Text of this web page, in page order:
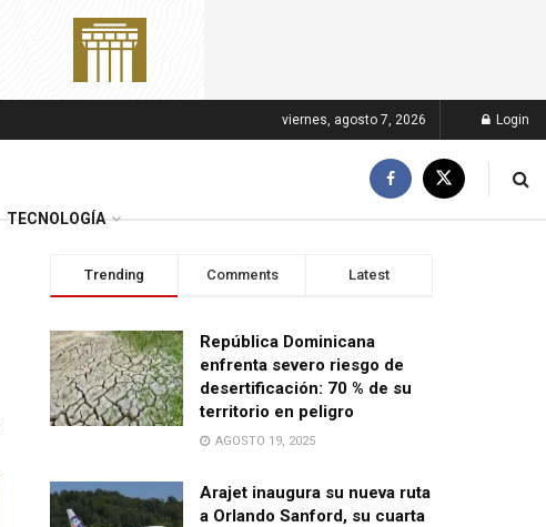
viernes, agosto 7, 2026 Login
TECNOLOGÍA
Trending Comments Latest
República Dominicana
enfrenta severo riesgo de
desertificación: 70 % de su
territorio en peligro
AGOSTO 19, 2025
Arajet inaugura su nueva ruta
a Orlando Sanford, su cuarta